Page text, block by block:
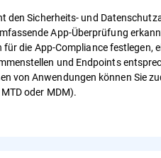
den Sicherheits- und
App-Überprüfung
für die App-Compliance festlegen,
und Endpoints
von Anwendungen können Sie
oder MDM).